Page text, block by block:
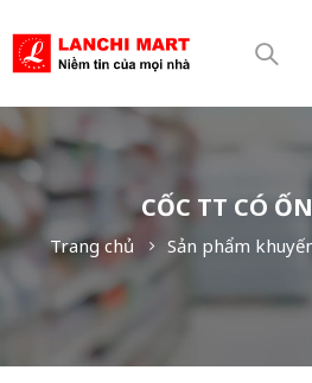
CỐC TT CÓ
Trang chủ Sản phẩm